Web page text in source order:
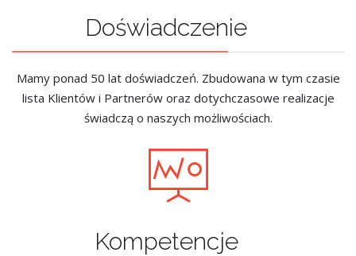
Doświadczenie
Mamy ponad 50 lat doświadczeń. Zbudowana w tym czasie
lista Klientów i Partnerów oraz dotychczasowe realizacje
świadczą o naszych możliwościach.
Kompetencje